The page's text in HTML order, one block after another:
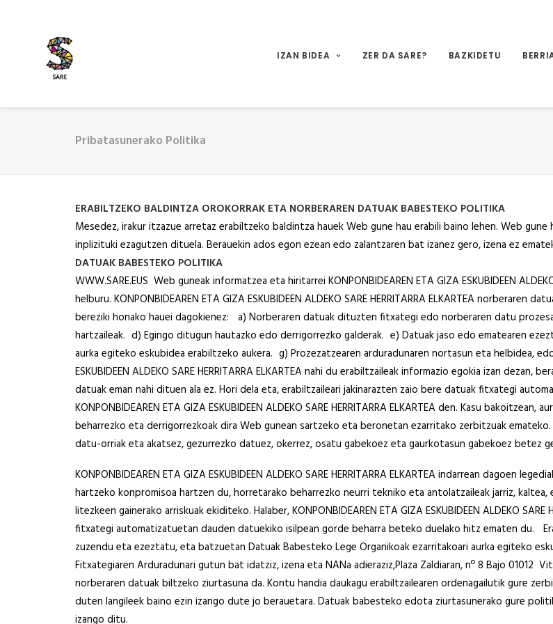
IZAN BIDEA ZER DA SARE? BAZKIDETU
Pribatasunerako Politika
ERABILTZEKO BALDINTZA OROKORRAK ETA NORBERAREN DATUAK BABESTEKO POLITIKA
Mesedez, irakur itzazue arretaz erabiltzeko baldintza hauek Web gune hau erabili baino lehen. Web
inplizituki ezagutzen dituela. Berauekin ados egon ezean edo zalantzaren bat izanez gero, izena ez
DATUAK BABESTEKO POLITIKA
WWW.SARE.EUS Web guneak informatzea eta hiritarrei KONPONBIDEAREN ETA GIZA ESKUBIDEEN
helburu. KONPONBIDEAREN ETA GIZA ESKUBIDEEN ALDEKO SARE HERRITARRA ELKARTEA
bereziki honako hauei dagokienez: a) Norberaren datuak dituzten fitxategi edo norberaren datu
hartzaileak. d) Egingo ditugun hautazko edo derrigorrezko galderak. e) Datuak jaso edo ematearen
aurka egiteko eskubidea erabiltzeko aukera. g) Prozezatzearen arduradunaren nortasun eta helbidea,
ESKUBIDEEN ALDEKO SARE HERRITARRA ELKARTEA nahi du erabiltzaileak informazio egokia izan
datuak eman nahi dituen ala ez. Hori dela eta, erabiltzaileari jakinarazten zaio bere datuak fitxategi
KONPONBIDEAREN ETA GIZA ESKUBIDEEN ALDEKO SARE HERRITARRA ELKARTEA den. Kasu
beharrezko eta derrigorrezkoak dira Web gunean sartzeko eta beronetan ezarritako zerbitzuak
datu-orriak eta akatsez, gezurrezko datuez, okerrez, osatu gabekoez eta gaurkotasun gabekoez betez
KONPONBIDEAREN ETA GIZA ESKUBIDEEN ALDEKO SARE HERRITARRA ELKARTEA indarrean dagoen
hartzeko konpromisoa hartzen du, horretarako beharrezko neurri tekniko eta antolatzaileak jarriz,
litezkeen gainerako arriskuak ekiditeko. Halaber, KONPONBIDEAREN ETA GIZA ESKUBIDEEN ALDEKO
fitxategi automatizatuetan dauden datuekiko isilpean gorde beharra beteko duelako hitz ematen du.
zuzendu eta ezeztatu, eta batzuetan Datuak Babesteko Lege Organikoak ezarritakoari aurka egiteko
Fitxategiaren Arduradunari gutun bat idatziz, izena eta NANa adieraziz,Plaza Zaldiaran, nº 8 Bajo 01012
norberaren datuak biltzeko ziurtasuna da. Kontu handia daukagu erabiltzailearen ordenagailutik gure
duten langileek baino ezin izango dute jo berauetara. Datuak babesteko edota ziurtasunerako gure
izango ditu.